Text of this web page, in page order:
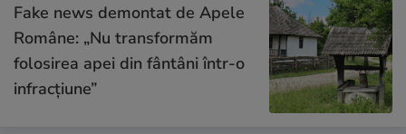
Fake news demontat de Apele
Române: „Nu transformăm
folosirea apei din fântâni într-o
infracțiune”